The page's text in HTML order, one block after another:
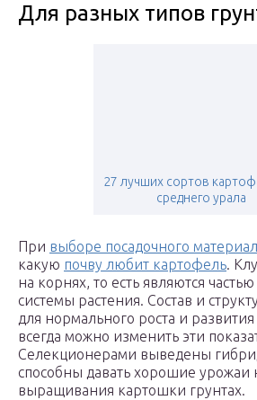
Для разных типов
27 лучших сортов
среднего урала
При выборе посадочного
какую почву любит картофель.
на корнях, то есть являются
системы растения. Состав и
для нормального роста и
всегда можно изменить эти
Селекционерами выведены
способны давать хорошие урожаи
выращивания картошки грунтах.